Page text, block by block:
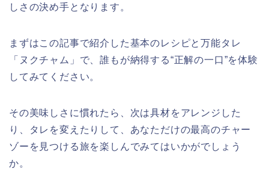
しさの決め手となります。
まずはこの記事で紹介した基本のレシピと万能タレ
「ヌクチャム」で、誰もが納得する“正解の一口”を体験
してみてください。
その美味しさに慣れたら、次は具材をアレンジした
り、タレを変えたりして、あなただけの最高のチャー
ゾーを見つける旅を楽しんでみてはいかがでしょう
か。